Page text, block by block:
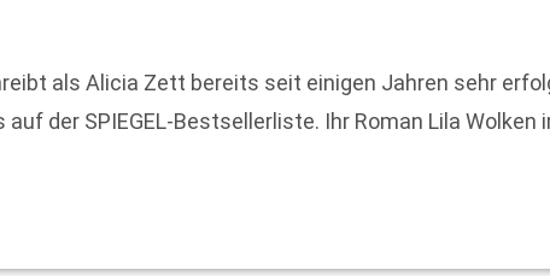
als Alicia Zett bereits seit einigen Jahren sehr
der SPIEGEL-Bestsellerliste. Ihr Roman Lila